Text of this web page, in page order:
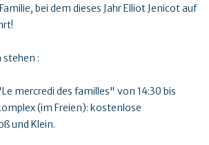
bei dem dieses Jahr Elliot Jenicot auf
:
mercredi des familles" von 14:30 bis
(im Freien): kostenlose
und Klein.